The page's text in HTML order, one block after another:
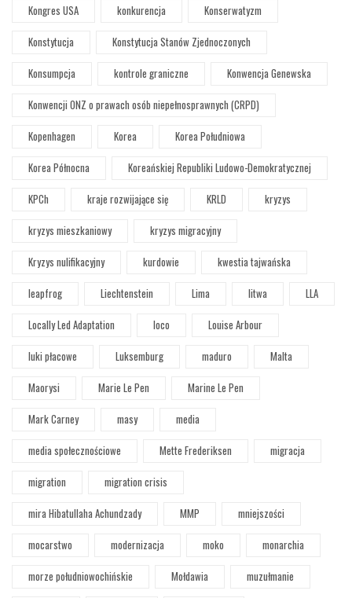
Kongres USA
konkurencja
Konserwatyzm
Konstytucja
Konstytucja Stanów Zjednoczonych
Konsumpcja
kontrole graniczne
Konwencja Genewska
Konwencji ONZ o prawach osób niepełnosprawnych (CRPD)
Kopenhagen
Korea
Korea Południowa
Korea Północna
Koreańskiej Republiki Ludowo-Demokratycznej
KPCh
kraje rozwijające się KRLD
kryzys
kryzys mieszkaniowy
kryzys migracyjny
Kryzys nulifikacyjny
kurdowie
kwestia tajwańska
leapfrog
Liechtenstein Lima litwa
LLA
Locally Led Adaptation
loco
Louise Arbour
luki płacowe
Luksemburg maduro
Malta
Maorysi
Marie Le Pen
Marine Le Pen
Mark Carney
masy
media
media społecznościowe
Mette Frederiksen
migracja
migration
migration crisis
mira Hibatullaha Achundzady
MMP
mniejszości
mocarstwo
modernizacja moko
monarchia
morze południowochińskie
Mołdawia
muzułmanie